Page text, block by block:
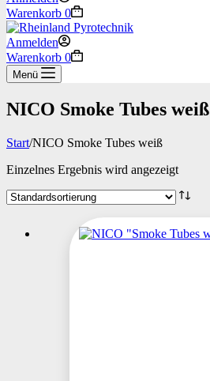
Warenkorb 0
Anmelden
Warenkorb 0
Menü
NICO Smoke Tubes weiß
Start/NICO Smoke Tubes weiß
Einzelnes Ergebnis wird angezeigt